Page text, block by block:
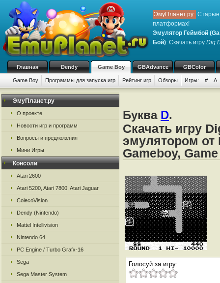
ЭмуПланет.ру: Старые
платформах!
Эмулятор Геймбой
Бой): Скачать игру Dig
Главная Dendy Game Boy GBAdvance GBColor
Game Boy Программы для запуска игр Рейтинг игр Обзоры Игры: # A
ЭмуПланет.ру
О проекте
Новости игр и программ
Вопросы и предложения
Мини Игры
Консоли
Atari 2600
Atari 5200, Atari 7800, Atari Jaguar
ColecoVision
Dendy (Nintendo)
Mattel Intellivision
Nintendo 64
PC Engine / Turbo Grafx-16
Sega
Sega Master System
Буква D.
Скачать игру
эмулятором от
Gameboy,
Голосуй за игру: